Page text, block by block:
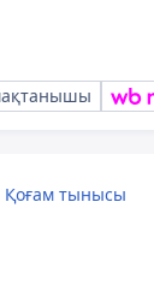
Қоғам тынысы